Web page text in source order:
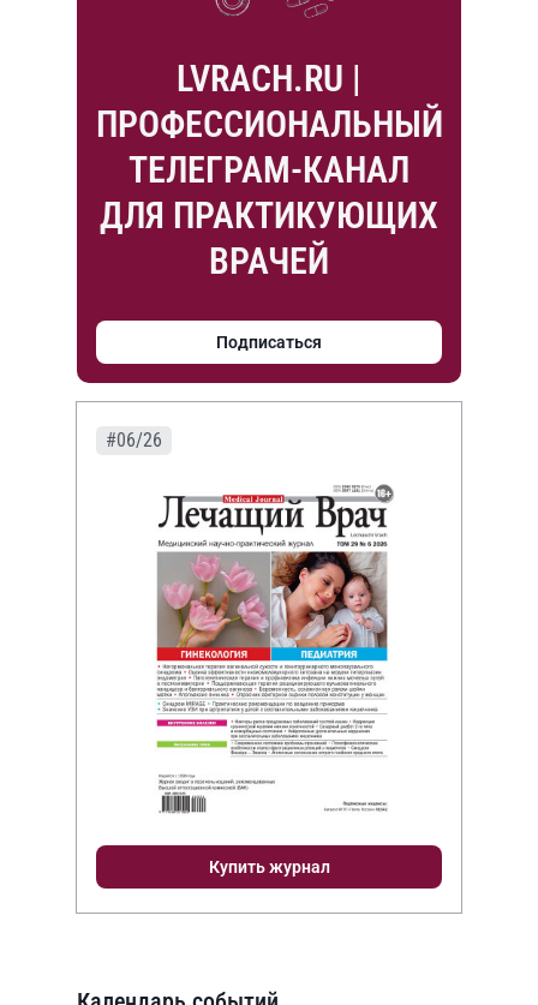
LVRACH.RU |
ПРОФЕССИОНАЛЬНЫЙ
ТЕЛЕГРАМ-КАНАЛ
ДЛЯ ПРАКТИКУЮЩИХ
ВРАЧЕЙ
Подписаться
#06/26
Купить журнал